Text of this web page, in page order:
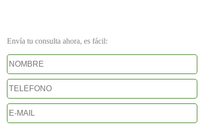
Envía tu consulta ahora, es fácil: